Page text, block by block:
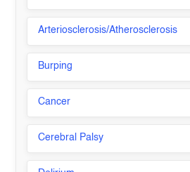
Arteriosclerosis/Atherosclerosis
Burping
Cancer
Cerebral Palsy